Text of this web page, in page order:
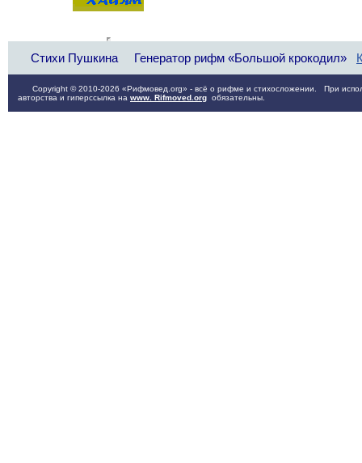
Стихи Пушкина Генератор рифм «Большой крокодил»
Copyright © 2010-2026 «Рифмовед.org» - всё о рифме и стихосложении. При
авторства и гиперссылка на www. Rifmoved.org обязательны.